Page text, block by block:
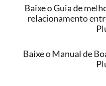
Baixe o Guia de
relacionamento
Baixe o Manual de